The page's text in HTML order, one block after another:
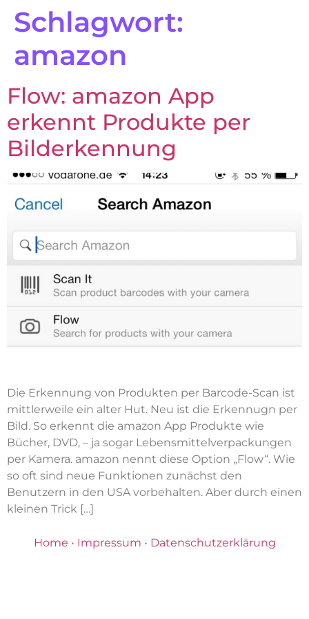
Schlagwort:
amazon
Flow: amazon App
erkennt Produkte per
Bilderkennung
Die Erkennung von Produkten per Barcode-Scan ist
mittlerweile ein alter Hut. Neu ist die Erkennugn per
Bild. So erkennt die amazon App Produkte wie
Bücher, DVD, – ja sogar Lebensmittelverpackungen
per Kamera. amazon nennt diese Option „Flow“. Wie
so oft sind neue Funktionen zunächst den
Benutzern in den USA vorbehalten. Aber durch einen
kleinen Trick […]
Home • Impressum • Datenschutzerklärung